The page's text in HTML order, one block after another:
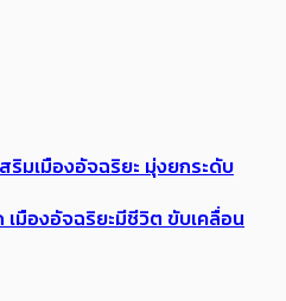
ริมเมืองอัจฉริยะ มุ่งยกระดับ
มืองอัจฉริยะมีชีวิต ขับเคลื่อน